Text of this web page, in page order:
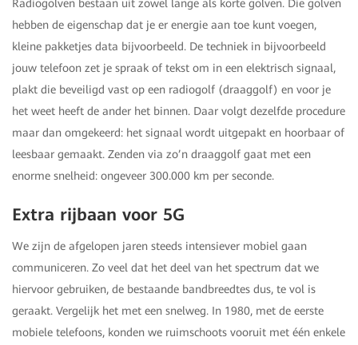
Radiogolven bestaan uit zowel lange als korte golven. Die golven
hebben de eigenschap dat je er energie aan toe kunt voegen,
kleine pakketjes data bijvoorbeeld. De techniek in bijvoorbeeld
jouw telefoon zet je spraak of tekst om in een elektrisch signaal,
plakt die beveiligd vast op een radiogolf (draaggolf) en voor je
het weet heeft de ander het binnen. Daar volgt dezelfde procedure
maar dan omgekeerd: het signaal wordt uitgepakt en hoorbaar of
leesbaar gemaakt. Zenden via zo’n draaggolf gaat met een
enorme snelheid: ongeveer 300.000 km per seconde.
Extra rijbaan voor 5G
We zijn de afgelopen jaren steeds intensiever mobiel gaan
communiceren. Zo veel dat het deel van het spectrum dat we
hiervoor gebruiken, de bestaande bandbreedtes dus, te vol is
geraakt. Vergelijk het met een snelweg. In 1980, met de eerste
mobiele telefoons, konden we ruimschoots vooruit met één enkele